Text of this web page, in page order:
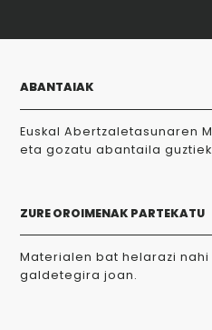
ABANTAIAK
Euskal Abertzaletasunaren
eta gozatu abantaila
ZURE OROIMENAK PARTEKATU
Materialen bat helarazi
galdetegira joan.